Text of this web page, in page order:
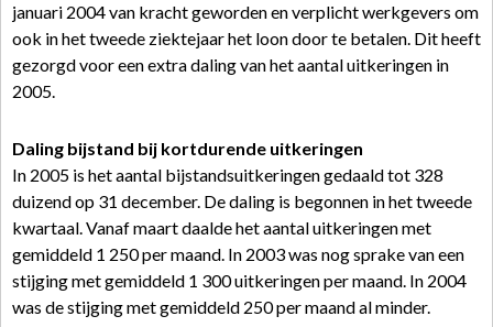
januari 2004 van kracht geworden en verplicht werkgevers om
ook in het tweede ziektejaar het loon door te betalen. Dit heeft
gezorgd voor een extra daling van het aantal uitkeringen in
2005.
Daling bijstand bij kortdurende uitkeringen
In 2005 is het aantal bijstandsuitkeringen gedaald tot 328
duizend op 31 december. De daling is begonnen in het tweede
kwartaal. Vanaf maart daalde het aantal uitkeringen met
gemiddeld 1 250 per maand. In 2003 was nog sprake van een
stijging met gemiddeld 1 300 uitkeringen per maand. In 2004
was de stijging met gemiddeld 250 per maand al minder.